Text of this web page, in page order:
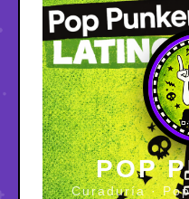
POP
Curaduría ·